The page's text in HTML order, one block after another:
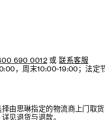
690 0012 或 联系客服
，周末10:00-19:00；法定
由思琳指定的物流商上门取
详见退货与退款。